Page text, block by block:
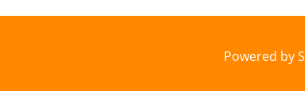
Powered by